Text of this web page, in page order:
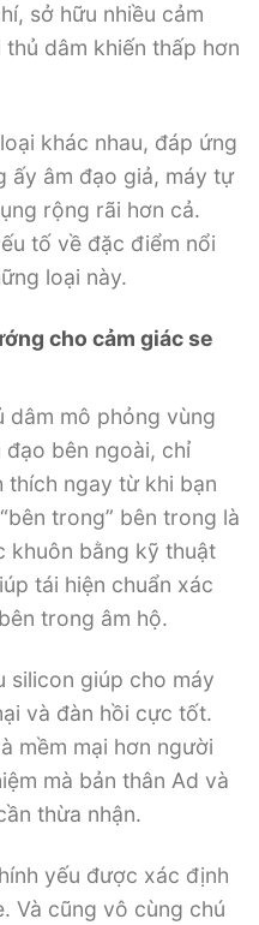
sở hữu nhiều cảm
dâm khiến thấp hơn
khác nhau, đáp ứng
ấy âm đạo giả, máy tự
rộng rãi hơn cả.
tố về đặc điểm nổi
loại này.
cho cảm giác se
mô phỏng vùng
đạo bên ngoài, chỉ
thích ngay từ khi bạn
trong” bên trong là
khuôn bằng kỹ thuật
tái hiện chuẩn xác
trong âm hộ.
silicon giúp cho máy
và đàn hồi cực tốt.
mềm mại hơn người
mà bản thân Ad và
thừa nhận.
yếu được xác định
Và cũng vô cùng chú